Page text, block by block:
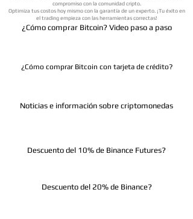
¿Cómo comprar Bitcoin? Video paso a paso
¿Cómo comprar Bitcoin con tarjeta de crédito?
Noticias e información sobre criptomonedas
Descuento del 20% de Binance?
Descuento del 10% de Binance Futures?
compromiso con la comunidad cripto.
Optimiza tus costos hoy mismo con la garantía de un experto. ¡Tu éxito en
el trading empieza con las herramientas correctas!